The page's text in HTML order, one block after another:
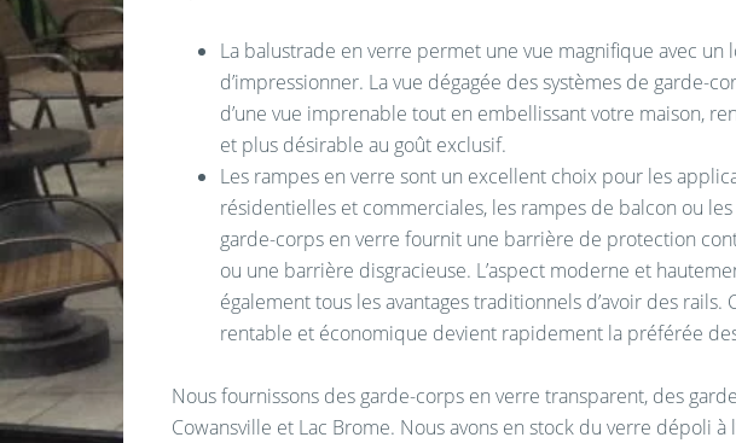
La balustrade en verre permet une vue magnifique avec
d’impressionner. La vue dégagée des systèmes de garde-
d’une vue imprenable tout en embellissant votre maison,
et plus désirable au goût exclusif.
Les rampes en verre sont un excellent choix pour les
résidentielles et commerciales, les rampes de balcon ou
garde-corps en verre fournit une barrière de protection
ou une barrière disgracieuse. L’aspect moderne et
également tous les avantages traditionnels d’avoir des
rentable et économique devient rapidement la préférée
Nous fournissons des garde-corps en verre transparent, des
Cowansville et Lac Brome. Nous avons en stock du verre dépoli